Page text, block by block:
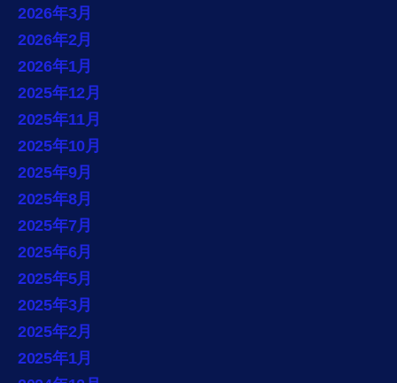
2026年3月
2026年2月
2026年1月
2025年12月
2025年11月
2025年10月
2025年9月
2025年8月
2025年7月
2025年6月
2025年5月
2025年3月
2025年2月
2025年1月